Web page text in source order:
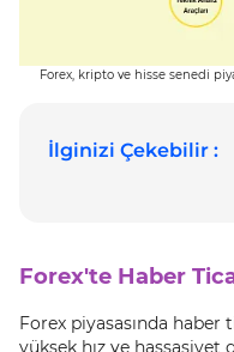
Forex, kripto ve hisse senedi
İlginizi Çekebilir :
Forex'te Haber
Forex piyasasında
yüksek hız ve